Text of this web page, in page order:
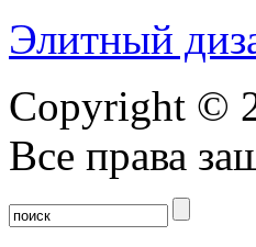
Элитный
Copyright ©
Все права